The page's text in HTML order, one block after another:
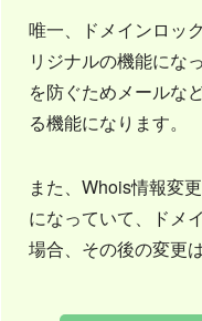
唯一、ドメインロッ
リジナルの機能にな
を防ぐためメールな
る機能になります。
また、Whois情報変
になっていて、ドメ
場合、その後の変更